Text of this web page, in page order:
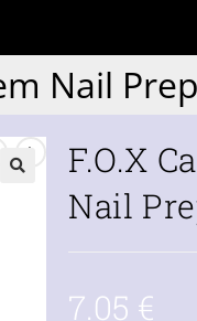
Nail
F.O.X
Nail
7.05 €